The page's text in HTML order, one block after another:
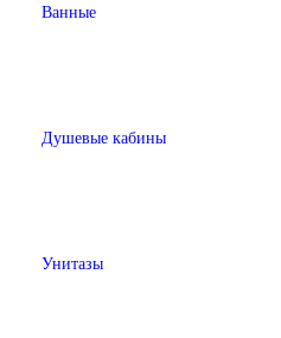
Ванные
Душевые кабины
Унитазы